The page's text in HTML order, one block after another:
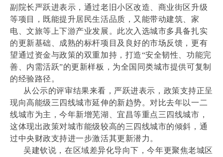
副院长严跃进表示，通过老旧小区改造、商业街区升级
等项目，既能提升居民生活品质，又能带动建筑、家
电、文旅等上下游产业发展。此次入选城市多具备扎实
的更新基础、成熟的标杆项目及良好的市场反馈，更有
望通过资金与政策的双重加持，打造“安全韧性、功能完
善、内需活跃”的更新样板，为全国同类城市提供可复制
的经验路径。
从公示的评审结果来看，严跃进表示，政策支持正呈
现向高能级三四线城市延伸的新趋势。对比去年以一二
线城市为主，今年新增芜湖、宜昌等重点三四线城市，
这体现出政策对城市能级较高的三四线城市的倾斜，通
过中央财政支持进一步激活其更新潜力。
吴建钦说，在区域差异化导向下，今年更聚焦老城区